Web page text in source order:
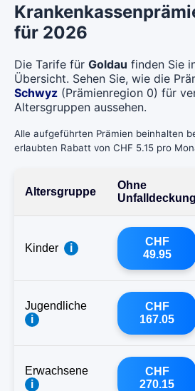
für 2026
Die Tarife für Goldau finden Sie
Übersicht. Sehen Sie, wie die
Schwyz (Prämienregion 0) für
Altersgruppen aussehen.
Alle aufgeführten Prämien beinhalten
erlaubten Rabatt von CHF 5.15 pro
Altersgruppe
Ohne
Unfalldeckung
Kinder i
CHF
49.95
Jugendliche
i
CHF
167.05
Erwachsene
i
CHF
270.15